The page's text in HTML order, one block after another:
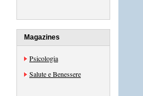
Magazines
Psicologia
Salute e Benessere